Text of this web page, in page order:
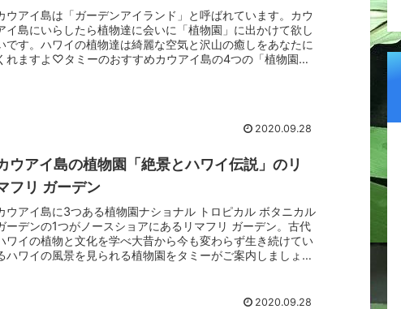
ウアイ島は「ガーデンアイランド」と呼ばれています。カウ
イ島にいらしたら植物達に会いに「植物園」に出かけて欲し
です。ハワイの植物達は綺麗な空気と沢山の癒しをあなたに
れますよ♡タミーのおすすめカウアイ島の4つの「植物園」
2020.09.28
ウアイ島の植物園「絶景とハワイ伝説」のリ
フリ ガーデン
ウアイ島に3つある植物園ナショナル トロピカル ボタニカル
ーデンの1つがノースショアにあるリマフリ ガーデン。古代
ワイの植物と文化を学べ大昔から今も変わらず生き続けてい
ハワイの風景を見られる植物園をタミーがご案内しましょう
2020.09.28